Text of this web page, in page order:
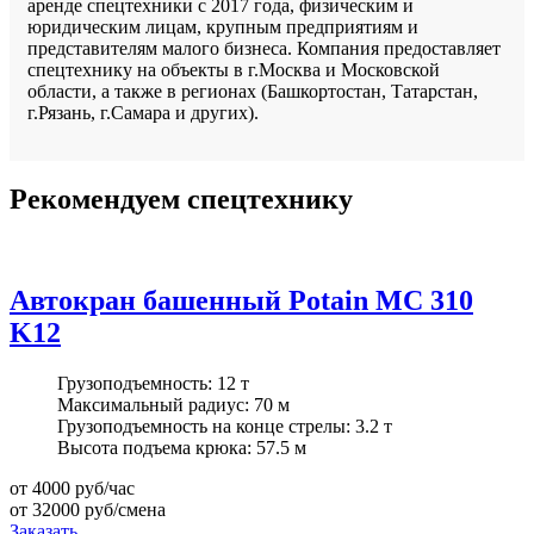
аренде спецтехники с 2017 года, физическим и
юридическим лицам, крупным предприятиям и
представителям малого бизнеса. Компания предоставляет
спецтехнику на объекты в г.Москва и Московской
области, а также в регионах (Башкортостан, Татарстан,
г.Рязань, г.Самара и других).
Рекомендуем спецтехнику
Автокран башенный Potain MC 310
K12
Грузоподъемность: 12 т
Максимальный радиус: 70 м
Грузоподъемность на конце стрелы: 3.2 т
Высота подъема крюка: 57.5 м
от 4000 руб/час
от 32000 руб/смена